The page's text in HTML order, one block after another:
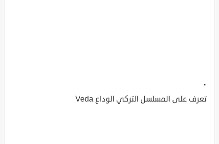
"
تعرف على المسلسل التركي الوداع Veda